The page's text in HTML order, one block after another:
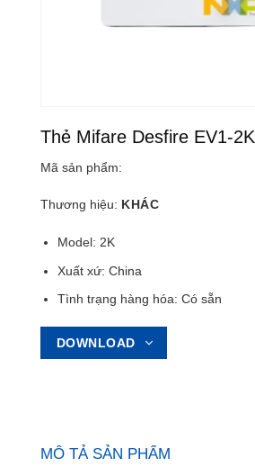
Thẻ Mifare Desfire EV1-2K
Mã sản phẩm:
Thương hiệu: KHÁC
Model: 2K
Xuất xứ: China
Tình trạng hàng hóa: Có sẵn
DOWNLOAD
MÔ TẢ SẢN PHẨM